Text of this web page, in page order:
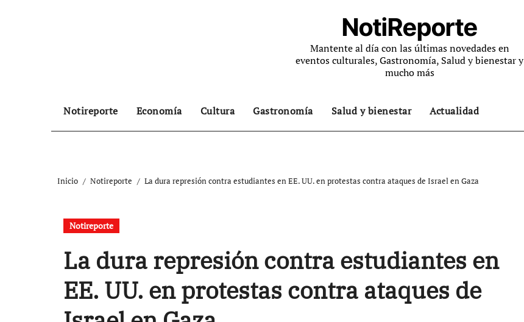
NotiReporte
Mantente al día con las últimas novedades en
eventos culturales, Gastronomía, Salud y bienestar y
mucho más
Notireporte Economía Cultura Gastronomía Salud y bienestar Actualidad
Inicio Notireporte La dura represión contra estudiantes en EE. UU. en protestas contra ataques de Israel en Gaza
Notireporte
La dura represión contra estudiantes en
EE. UU. en protestas contra ataques de